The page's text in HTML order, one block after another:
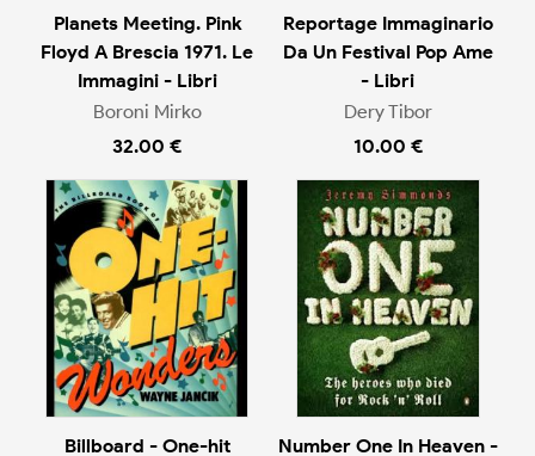
Planets Meeting. Pink
Floyd A Brescia 1971. Le
Immagini - Libri
Boroni Mirko
32.00 €
Reportage Immaginario
Da Un Festival Pop Ame
- Libri
Dery Tibor
10.00 €
Billboard - One-hit
Number One In Heaven -